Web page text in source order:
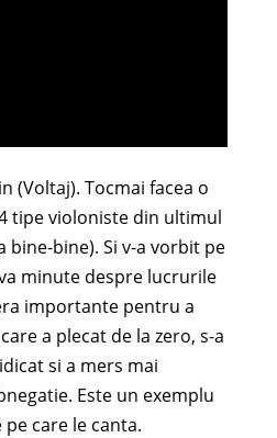
(Voltaj). Tocmai facea o
tipe violoniste din ultimul
bine-bine). Si v-a vorbit pe
minute despre lucrurile
importante pentru a
a plecat de la zero, s-a
si a mers mai
Este un exemplu
care le canta.